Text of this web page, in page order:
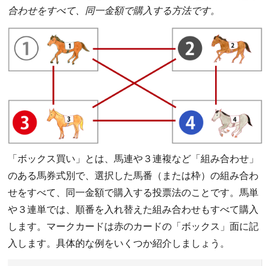
合わせをすべて、同一金額で購入する方法です。
「ボックス買い」とは、馬連や３連複など「組み合わせ」
のある馬券式別で、選択した馬番（または枠）の組み合わ
せをすべて、同一金額で購入する投票法のことです。馬単
や３連単では、順番を入れ替えた組み合わせもすべて購入
します。マークカードは赤のカードの「ボックス」面に記
入します。具体的な例をいくつか紹介しましょう。